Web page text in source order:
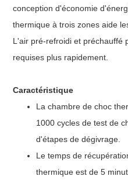
conception d'économie
thermique à trois zones aide
L'air pré-refroidi et préchauffé
requises plus rapidement.
Caractéristique
La chambre de choc
1000 cycles de test de
d'étapes de dégivrage.
Le temps de
thermique est de 5